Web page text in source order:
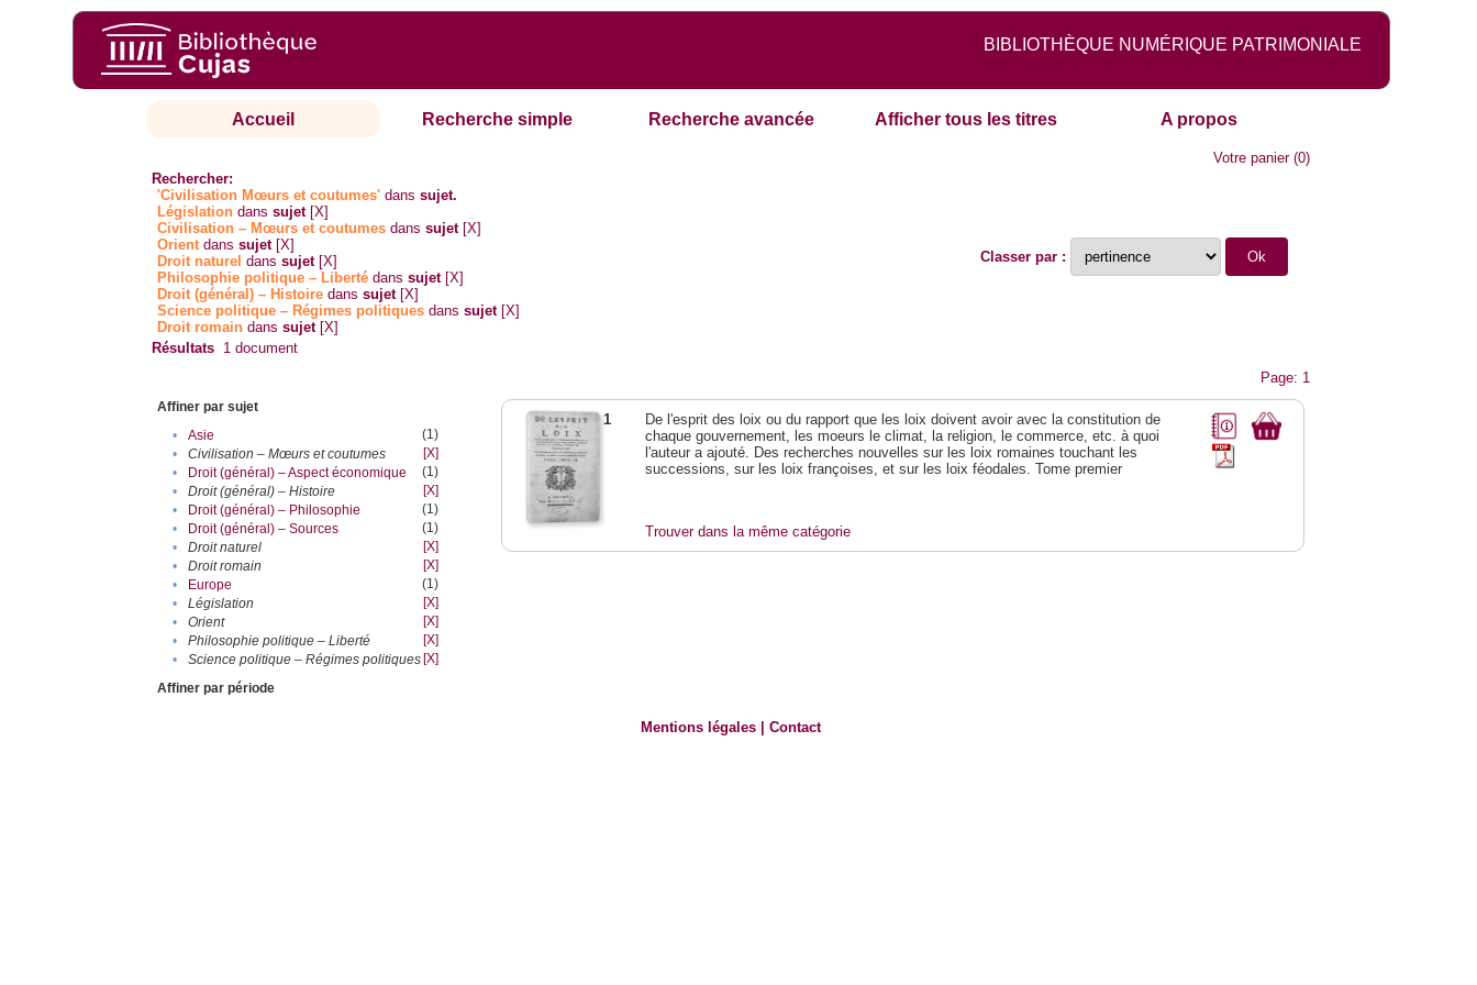
BIBLIOTHÈQUE NUMÉRIQUE PATRIMONIALE
Accueil Recherche simple Recherche avancée Afficher tous les titres A propos
Votre panier(0)
Rechercher:
'Civilisation Mœurs et coutumes' danssujet.
Législation danssujet [X]
Civilisation – Mœurs et coutumes danssujet [X]
Orientdanssujet [X]
Droit naturel danssujet [X]
Philosophie politique – Liberté danssujet [X]
Droit (général) – Histoire danssujet [X]
Science politique – Régimes politiques danssujet [X]
Droit romain danssujet [X]
Classer par :
Résultats 1 document
Page: 1
Affiner par sujet
•
Asie
(1)
•
Civilisation – Mœurs et coutumes
[X]
•
Droit (général) – Aspect économique
(1)
•
Droit (général) – Histoire
[X]
•
Droit (général) – Philosophie
(1)
•
Droit (général) – Sources
(1)
•
Droit naturel
[X]
•
Droit romain
[X]
•
Europe
(1)
•
Législation
[X]
•
Orient
[X]
•
Philosophie politique – Liberté
[X]
•
Science politique – Régimes politiques [X]
Affiner par période
1
De l'esprit des loix ou du rapport que les loix doivent avoir avec la constitution de
chaque gouvernement, les moeurs le climat, la religion, le commerce, etc. à quoi
l'auteur a ajouté. Des recherches nouvelles sur les loix romaines touchant les
successions, sur les loix françoises, et sur les loix féodales. Tome premier
Trouver dans la même catégorie
Mentions légales |Contact